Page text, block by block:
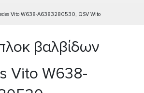
Vito W638-A6383280530, QSV Wito
βαλβίδων
Vito W638-